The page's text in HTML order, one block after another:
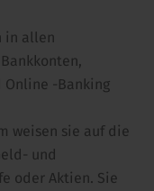
in allen
-Banking
weisen sie auf die
und
oder Aktien. Sie